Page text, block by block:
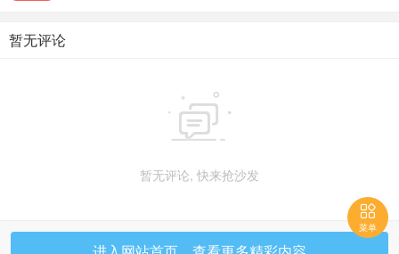
暂无评论

暂无评论, 快来抢沙发

菜单